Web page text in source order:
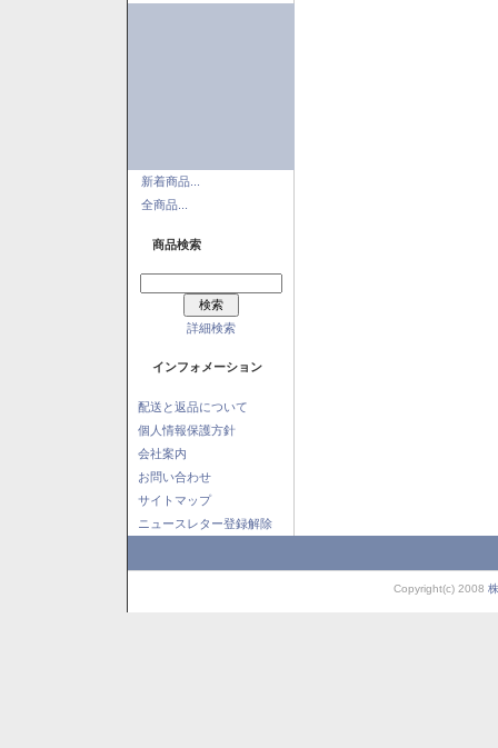
新着商品...
全商品...
商品検索
詳細検索
インフォメーション
配送と返品について
個人情報保護方針
会社案内
お問い合わせ
サイトマップ
ニュースレター登録解除
Copyright(c) 2008